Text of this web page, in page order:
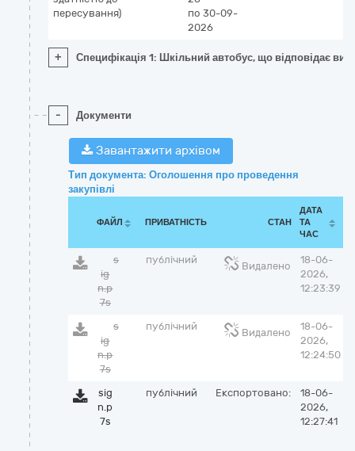
пересування)
по 30-09-
2026
+ Специфікація 1: Шкільний автобус, що відповідає
- Документи
Завантажити архівом
Тип документа: Оголошення про проведення
закупівлі
ФАЙЛ ПРИВАТНІСТЬ СТАН
ДАТА
ТА
ЧАС
s
ig
n.p
7s
публічний
Видалено
18-06-
2026,
12:23:39
s
ig
n.p
7s
публічний
Видалено
18-06-
2026,
12:24:50
sig
n.p
7s
публічний Експортовано:
18-06-
2026,
12:27:41